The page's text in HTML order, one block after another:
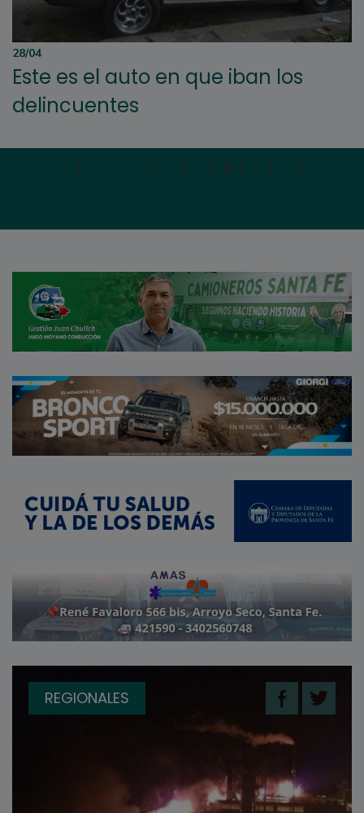
28/04
Este es el auto en que iban los
delincuentes
| | | | 5 | | |
REGIONALES